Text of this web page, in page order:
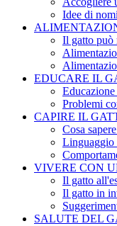
Idee di
Il gatto può
EDUCARE IL
Problemi
CAPIRE IL
Cosa
Linguaggio
VIVERE CON
Il gatto
Il gatto in
SALUTE DEL